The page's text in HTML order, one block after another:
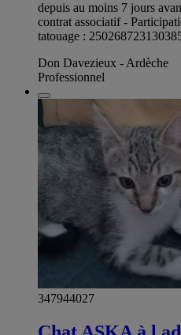
depuis au moins 7 jours
contrat associatif -
tatouage :
Don Davezieux - Ardèche
Professionnel
347944027